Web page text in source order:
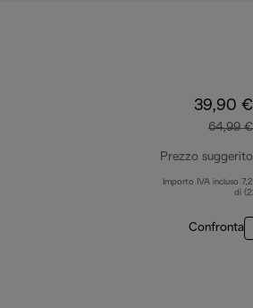
39,90 €
64,99 €
Prezzo suggerito
Importo IVA incluso
di
Confronta